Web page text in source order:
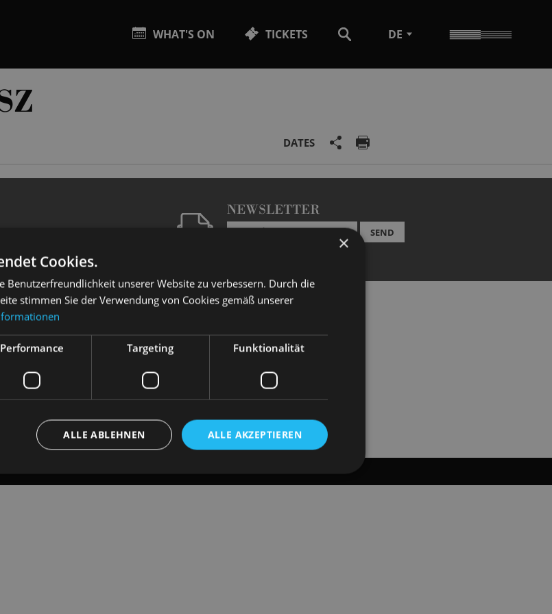
WHAT'S ON TICKETS DE
DATES
NEWSLETTER
SEND
×
Cookies.
Benutzerfreundlichkeit unserer Website zu verbessern. Durch die
stimmen Sie der Verwendung von Cookies gemäß unserer
Performance Targeting Funktionalität
ALLE AKZEPTIEREN
ALLE ABLEHNEN